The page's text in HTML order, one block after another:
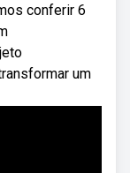
conferir 6
um